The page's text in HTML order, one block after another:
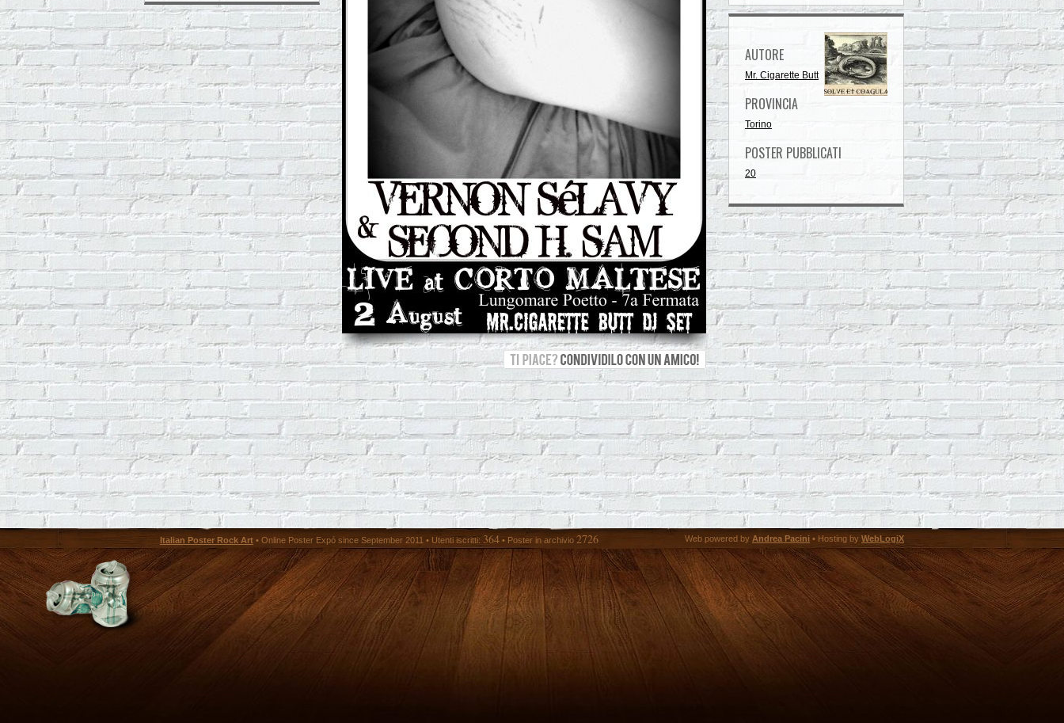
AUTORE
Mr. Cigarette Butt
PROVINCIA
Torino
POSTER PUBBLICATI
20
Italian Poster Rock Art • Online Poster Expó since September 2011 • Utenti iscritti: 364 • Poster in archivio 2726 Web powered by Andrea Pacini • Hosting by WebLogiX